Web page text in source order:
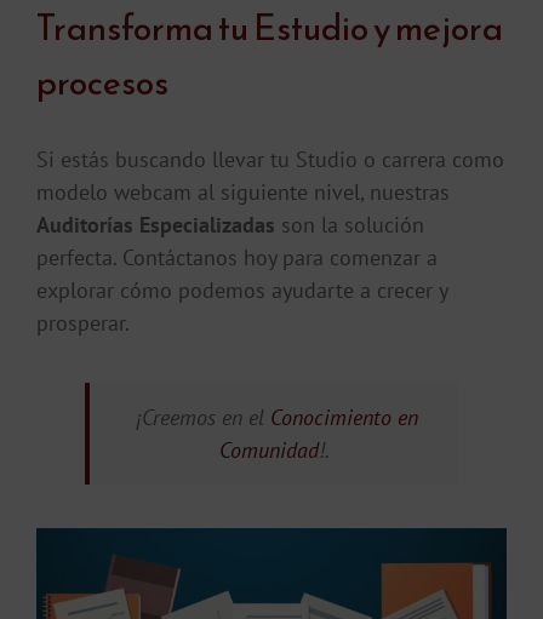
Transforma tu Estudio y mejora
procesos
Si estás buscando llevar tu Studio o carrera como
modelo webcam al siguiente nivel, nuestras
Auditorías Especializadas son la solución
perfecta. Contáctanos hoy para comenzar a
explorar cómo podemos ayudarte a crecer y
prosperar.
¡Creemos en el Conocimiento en
Comunidad!.